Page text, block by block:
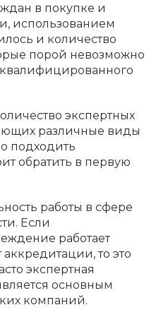
в покупке и
использованием
и количество
порой невозможно
экспертных
различные виды
подходить
обратить в первую
работы в сфере
Если
работает
то это
экспертная
основным
компаний.